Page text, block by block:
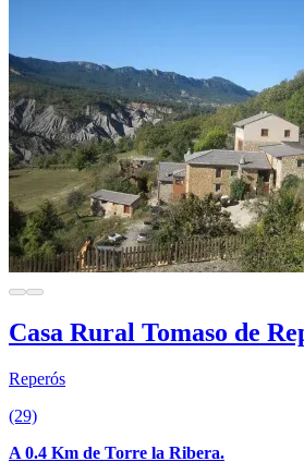
Casa Rural Tomaso de
Reperós
(29)
A 0.4 Km de Torre la Ribera.